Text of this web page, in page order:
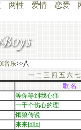
两性 爱情 恋爱
音乐>>八
一 二 三 四 五 六 七
歌 名
等你等到我心痛
一千个伤心的理
饿狼传说
来来回回